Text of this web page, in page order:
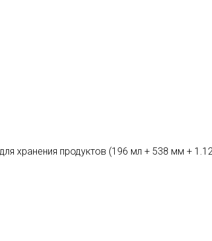
хранения продуктов (196 мл + 538 мм +